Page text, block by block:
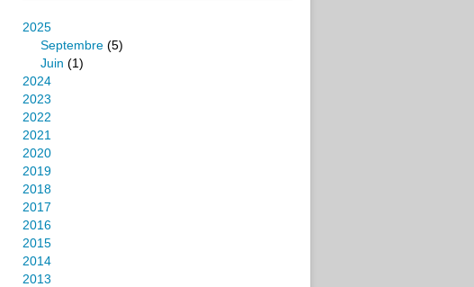
2025
Septembre (5)
Juin (1)
2024
2023
2022
2021
2020
2019
2018
2017
2016
2015
2014
2013